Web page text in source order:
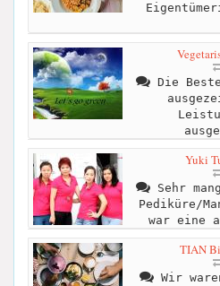
Die
Yuki
Sehr
Pediküre/
war eine
TIAN
Wir